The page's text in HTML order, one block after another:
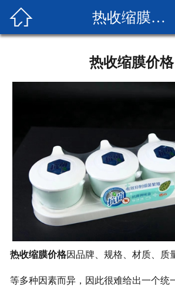
 热收缩膜价格
热收缩膜价格
热收缩膜价格因品牌、规格、材质、质
等多种因素而异，因此很难给出一个统